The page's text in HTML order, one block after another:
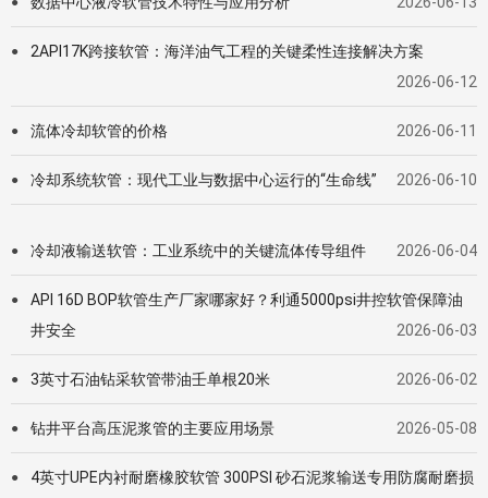
●
2API17K跨接软管：海洋油气工程的关键柔性连接解决方案
2026-06-12
● 流体冷却软管的价格 2026-06-11
● 冷却系统软管：现代工业与数据中心运行的“生命线” 2026-06-10
● 冷却液输送软管：工业系统中的关键流体传导组件 2026-06-04
●
API 16D BOP软管生产厂家哪家好？利通5000psi井控软管保障油
井安全
2026-06-03
● 3英寸石油钻采软管带油壬单根20米 2026-06-02
● 钻井平台高压泥浆管的主要应用场景 2026-05-08
●
4英寸UPE内衬耐磨橡胶软管 300PSI 砂石泥浆输送专用防腐耐磨损